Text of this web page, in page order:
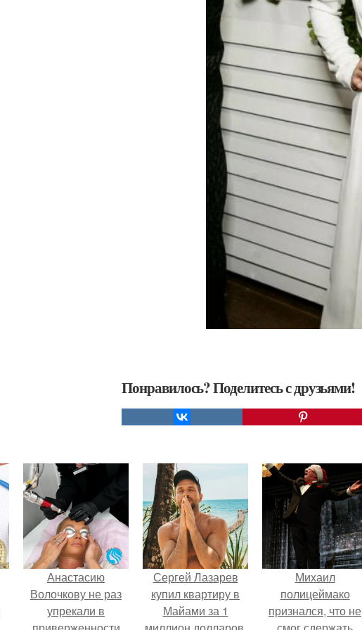
Понравилось? Поделитесь с друзьями!
Анастасию
Волочкову не раз
упрекали в
Сергей Лазарев
купил квартиру в
Майами за 1
Михаил
полицеймако
признался, что не